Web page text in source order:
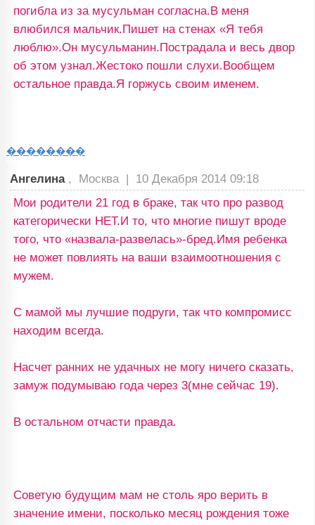
погибла из за мусульман согласна.В меня
влюбился мальчик.Пишет на стенах «Я тебя
люблю».Он мусульманин.Пострадала и весь двор
об этом узнал.Жестоко пошли слухи.Вообщем
остальное правда.Я горжусь своим именем.
��������
Ангелина , Москва | 10 Декабря 2014 09:18
Мои родители 21 год в браке, так что про развод
категорически НЕТ.И то, что многие пишут вроде
того, что «назвала-развелась»-бред.Имя ребенка
не может повлиять на ваши взаимоотношения с
мужем.
С мамой мы лучшие подруги, так что компромисс
находим всегда.
Насчет ранних не удачных не могу ничего сказать,
замуж подумываю года через 3(мне сейчас 19).
В остальном отчасти правда.
Советую будущим мам не столь яро верить в
значение имени, посколько месяц рождения тоже